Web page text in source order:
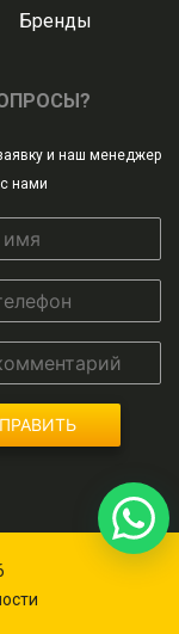
Бренды
и наш менеджер
нами